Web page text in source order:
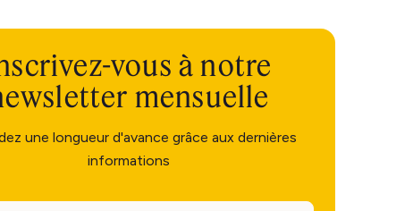
vous à notre
mensuelle
une longueur d'avance grâce aux dernières
informations